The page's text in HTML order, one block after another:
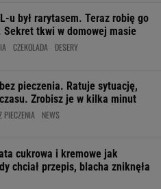
u był rarytasem. Teraz robię go
Sekret tkwi w domowej masie
CZEKOLADA DESERY
pieczenia. Ratuje sytuację,
Zrobisz je w kilka minut
PIECZENIA NEWS
cukrowa i kremowe jak
chciał przepis, blacha zniknęła